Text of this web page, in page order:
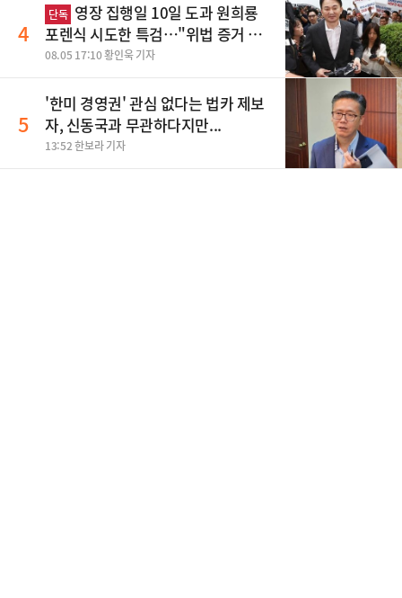
4
단독 영장 집행일 10일 도과 원희룡
포렌식 시도한 특검…"위법 증거 수
집" 지적
08.05 17:10 황인욱 기자
5
'한미 경영권' 관심 없다는 법카 제보
자, 신동국과 무관하다지만...
13:52 한보라 기자